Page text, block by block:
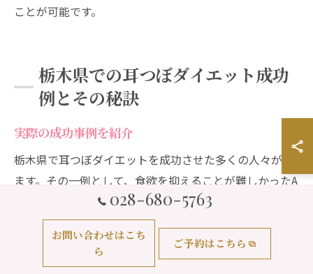
ことが可能です。
栃木県での耳つぼダイエット成功
例とその秘訣
実際の成功事例を紹介
栃木県で耳つぼダイエットを成功させた多くの人々がい
ます。その一例として、食欲を抑えることが難しかったA
さんが耳つぼダイエットを試したところ、無理なく2ヶ
月で5キログラムの減量に成功しました。Aさんは週に一
度、地域の専門サロンで耳つぼの施術を受け、食事量を
意識的に減らしました。さらに、健康的な食事を心がけ
028-680-5763
お問い合わせはこち
ら
ご予約はこちら